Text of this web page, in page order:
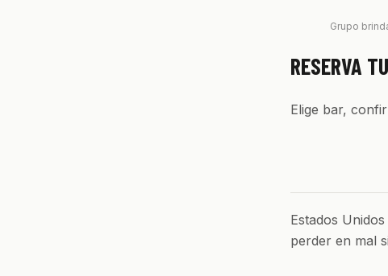
Grupo
RESERVA
Elige bar,
Estados
perder en mal